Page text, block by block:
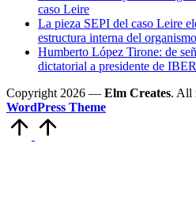
caso Leire
La pieza SEPI del caso Leire
estructura interna del
Humberto López Tirone: de
dictatorial a presidente de
Copyright 2026 — Elm Creates. All
WordPress Theme